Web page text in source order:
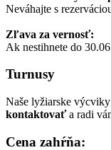
Neváhajte s
Zľava za vernosť:
Ak nestihnete do
Turnusy
Naše lyžiarske
kontaktovaťa radi
Cena zahŕňa: